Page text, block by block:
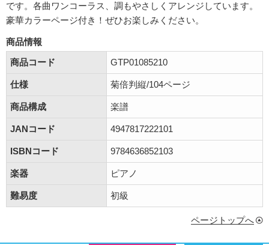
です。各曲ワンコーラス、調もやさしくアレンジしています。
豪華カラーページ付き！ぜひお楽しみください。
商品情報
商品コード
GTP01085210
仕様 菊倍判縦/104ページ
商品構成 楽譜
JANコード 4947817222101
ISBNコード 9784636852103
楽器 ピアノ
難易度 初級
ページトップへ